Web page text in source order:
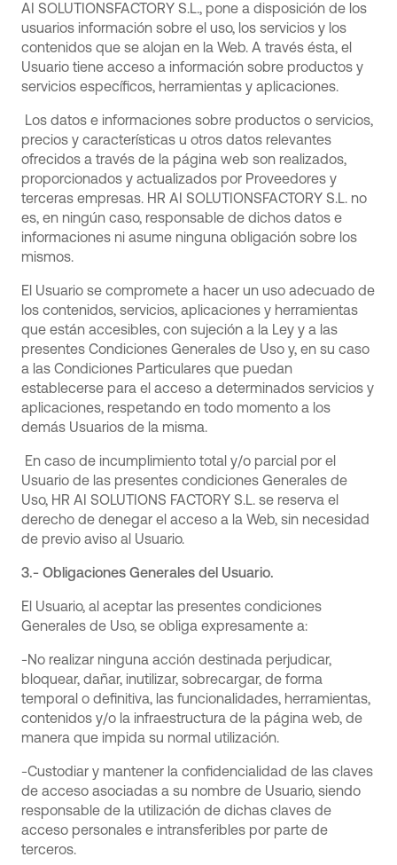
AI SOLUTIONSFACTORY S.L., pone a disposición de los
usuarios información sobre el uso, los servicios y los
contenidos que se alojan en la Web. A través ésta, el
Usuario tiene acceso a información sobre productos y
servicios específicos, herramientas y aplicaciones.
Los datos e informaciones sobre productos o servicios,
precios y características u otros datos relevantes
ofrecidos a través de la página web son realizados,
proporcionados y actualizados por Proveedores y
terceras empresas. HR AI SOLUTIONSFACTORY S.L. no
es, en ningún caso, responsable de dichos datos e
informaciones ni asume ninguna obligación sobre los
mismos.
El Usuario se compromete a hacer un uso adecuado de
los contenidos, servicios, aplicaciones y herramientas
que están accesibles, con sujeción a la Ley y a las
presentes Condiciones Generales de Uso y, en su caso
a las Condiciones Particulares que puedan
establecerse para el acceso a determinados servicios y
aplicaciones, respetando en todo momento a los
demás Usuarios de la misma.
En caso de incumplimiento total y/o parcial por el
Usuario de las presentes condiciones Generales de
Uso, HR AI SOLUTIONS FACTORY S.L. se reserva el
derecho de denegar el acceso a la Web, sin necesidad
de previo aviso al Usuario.
3.- Obligaciones Generales del Usuario.
El Usuario, al aceptar las presentes condiciones
Generales de Uso, se obliga expresamente a:
-No realizar ninguna acción destinada perjudicar,
bloquear, dañar, inutilizar, sobrecargar, de forma
temporal o definitiva, las funcionalidades, herramientas,
contenidos y/o la infraestructura de la página web, de
manera que impida su normal utilización.
-Custodiar y mantener la confidencialidad de las claves
de acceso asociadas a su nombre de Usuario, siendo
responsable de la utilización de dichas claves de
acceso personales e intransferibles por parte de
terceros.